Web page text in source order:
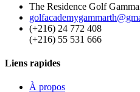
The Residence Golf
(+216) 24 772 408
(+216) 55 531 666
Liens rapides
À propos